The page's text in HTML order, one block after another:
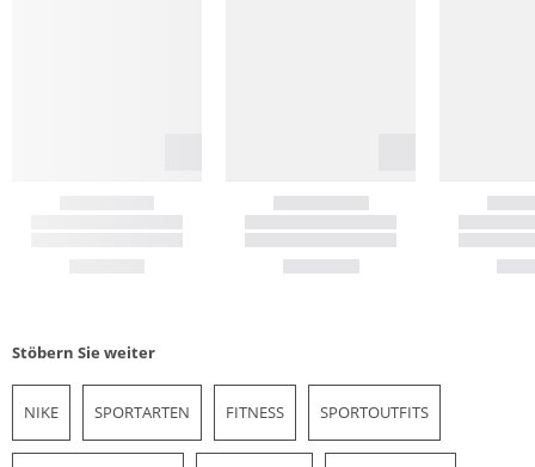
Stöbern Sie weiter
NIKE SPORTARTEN FITNESS SPORTOUTFITS